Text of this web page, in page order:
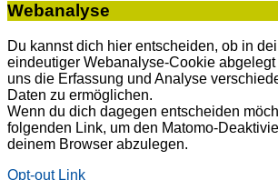
Webanalyse
Du kannst dich hier entscheiden, ob in
eindeutiger Webanalyse-Cookie
uns die Erfassung und Analyse
Daten zu ermöglichen.
Wenn du dich dagegen entscheiden
folgenden Link, um den Matomo-
deinem Browser abzulegen.
Opt-out Link